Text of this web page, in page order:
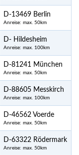
D-13469 Berlin
Anreise: max. 50km
D- Hildesheim
Anreise: max. 100km
D-81241 München
Anreise: max. 50km
D-88605 Messkirch
Anreise: max. 100km
D-46562 Voerde
Anreise: max. 50km
D-63322 Rödermark
Anreise: max. 50km